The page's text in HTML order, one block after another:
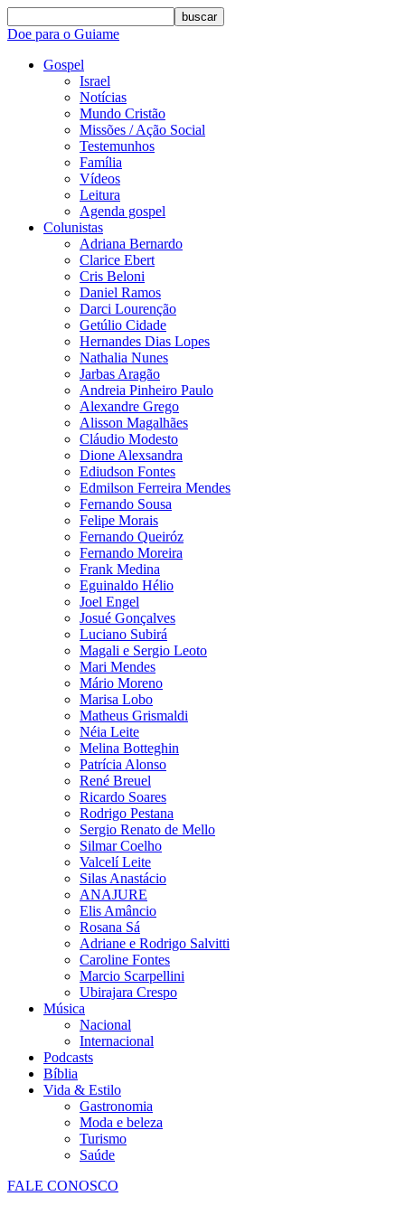
buscar
Doe para o Guiame
Gospel
Israel
Notícias
Mundo Cristão
Missões / Ação Social
Testemunhos
Família
Vídeos
Leitura
Agenda gospel
Colunistas
Adriana Bernardo
Clarice Ebert
Cris Beloni
Daniel Ramos
Darci Lourenção
Getúlio Cidade
Hernandes Dias Lopes
Nathalia Nunes
Jarbas Aragão
Andreia Pinheiro Paulo
Alexandre Grego
Alisson Magalhães
Cláudio Modesto
Dione Alexsandra
Ediudson Fontes
Edmilson Ferreira Mendes
Fernando Sousa
Felipe Morais
Fernando Queiróz
Fernando Moreira
Frank Medina
Eguinaldo Hélio
Joel Engel
Josué Gonçalves
Luciano Subirá
Magali e Sergio Leoto
Mari Mendes
Mário Moreno
Marisa Lobo
Matheus Grismaldi
Néia Leite
Melina Botteghin
Patrícia Alonso
René Breuel
Ricardo Soares
Rodrigo Pestana
Sergio Renato de Mello
Silmar Coelho
Valcelí Leite
Silas Anastácio
ANAJURE
Elis Amâncio
Rosana Sá
Adriane e Rodrigo Salvitti
Caroline Fontes
Marcio Scarpellini
Ubirajara Crespo
Música
Nacional
Internacional
Podcasts
Bíblia
Vida & Estilo
Gastronomia
Moda e beleza
Turismo
Saúde
FALE CONOSCO